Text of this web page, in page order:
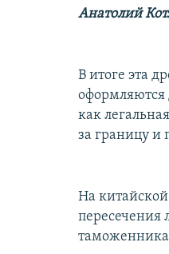
Анатолий
В итоге эта
оформляются
как
за границу и
На
пересечения